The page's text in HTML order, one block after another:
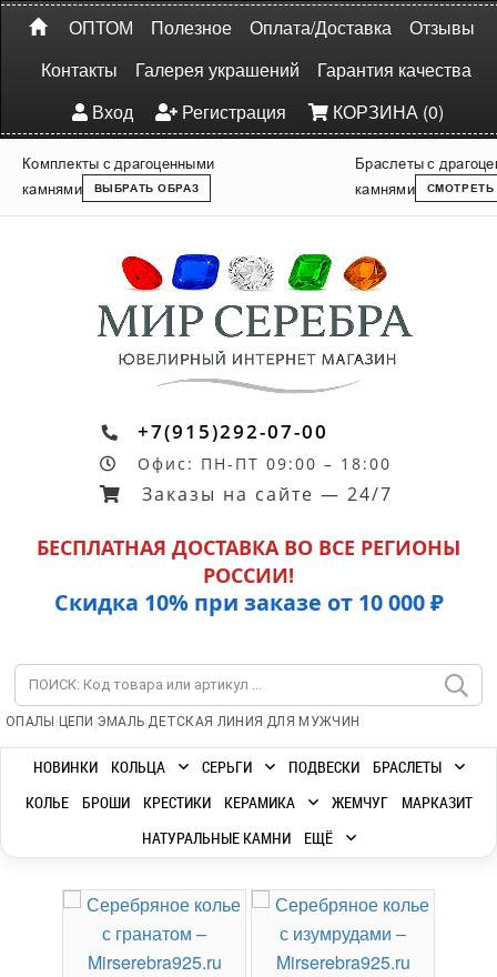
ОПТОМ Полезное Оплата/Доставка
Отзывы
Контакты
Галерея украшений
Гарантия качества
Вход
Регистрация КОРЗИНА (0)
Комплекты с драгоценными
камнями
ВЫБРАТЬ ОБРАЗ
Браслеты с
камнями
СМОТРЕТЬ
+7(915)292-07-00
Офис: ПН-ПТ 09:00 – 18:00
Заказы на сайте — 24/7
БЕСПЛАТНАЯ ДОСТАВКА ВО ВСЕ РЕГИОНЫ
РОССИИ!
Скидка 10% при заказе от 10 000 ₽
ОПАЛЫ | ЦЕПИ |ЭМАЛЬ|ДЕТСКАЯ ЛИНИЯ |ДЛЯ МУЖЧИН
НОВИНКИ КОЛЬЦА СЕРЬГИ ПОДВЕСКИ
БРАСЛЕТЫ
КОЛЬЕ
БРОШИ КРЕСТИКИ КЕРАМИКА ЖЕМЧУГ
МАРКАЗИТ
НАТУРАЛЬНЫЕ КАМНИ
ЕЩЁ